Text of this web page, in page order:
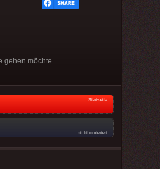
gehen möchte
Startseite
nicht moderiert